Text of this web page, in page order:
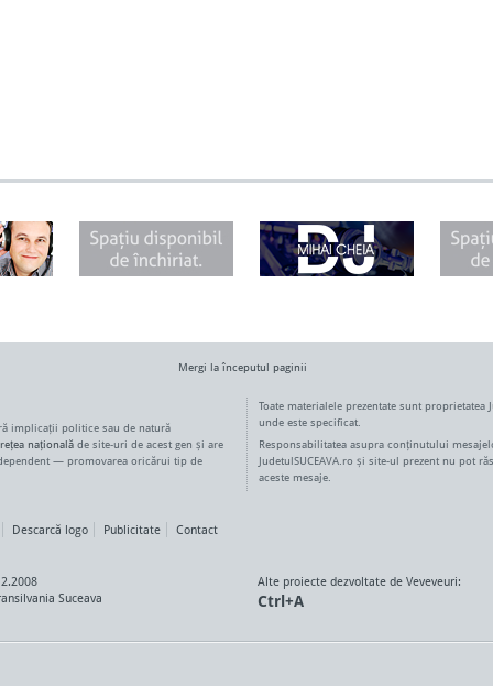
Mergi la începutul paginii
implicații politice sau de natură
rețea națională de site-uri de acest gen și are
— promovarea oricărui tip de
Toate materialele prezentate sunt proprietatea
unde este specificat.
Responsabilitatea asupra conținutului
JudetulSUCEAVA.ro și site-ul prezent nu pot
aceste mesaje.
Descarcă logo Publicitate Contact
Suceava
Alte proiecte dezvoltate de Veveveuri:
Ctrl+A